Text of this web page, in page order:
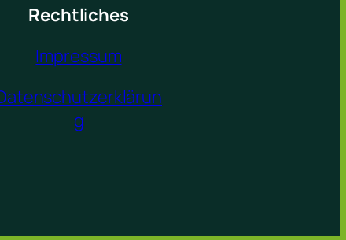
Rechtliches
Impressum
g